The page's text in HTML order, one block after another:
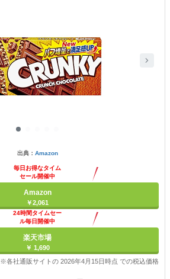
出典： Amazon
毎日お得なタイム
セール開催中
Amazon
￥2,061
24時間タイムセー
ル毎日開催中
楽天市場
￥ 1,690
※各社通販サイトの 2026年4月15日時点 での税込価格